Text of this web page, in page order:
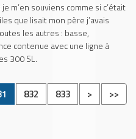
m’en souviens comme si c’était
que lisait mon père j’avais
les autres : basse,
contenue avec une ligne à
300 SL.
832 833 > >>